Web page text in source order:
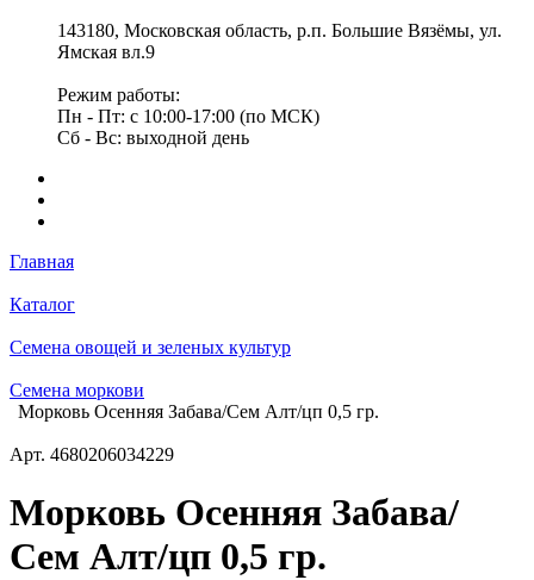
143180, Московская область, р.п. Большие Вязёмы, ул.
Ямская вл.9
Режим работы:
Пн - Пт: с 10:00-17:00 (по МСК)
Сб - Вс: выходной день
Главная
Каталог
Семена овощей и зеленых культур
Семена моркови
Морковь Осенняя Забава/Сем Алт/цп 0,5 гр.
Арт. 4680206034229
Морковь Осенняя Забава/
Сем Алт/цп 0,5 гр.